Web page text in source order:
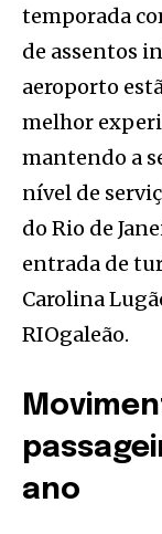
temporada
de assentos
aeroporto
melhor
mantendo a
nível de
do Rio de
entrada de
Carolina
RIOgaleão.
ano